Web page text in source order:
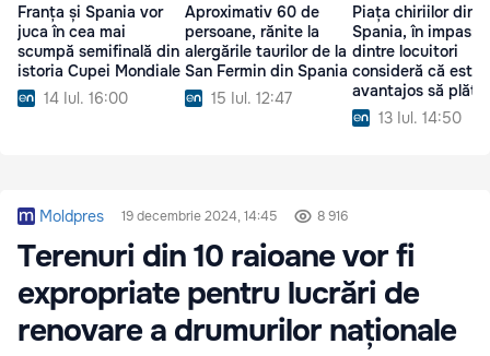
Franța și Spania vor
juca în cea mai
scumpă semifinală din
istoria Cupei Mondiale
14 Iul. 16:00
Aproximativ 60 de
persoane, rănite la
alergările taurilor de la
San Fermin din Spania
15 Iul. 12:47
Piața chiriilor din
Spania, în impas:
dintre locuitori
consideră că este
avantajos să
ipotecă13 Iul. 14:50
Moldpres 19 decembrie 2024, 14:45 8 916
Terenuri din 10 raioane vor fi
expropriate pentru lucrări de
renovare a drumurilor naționale